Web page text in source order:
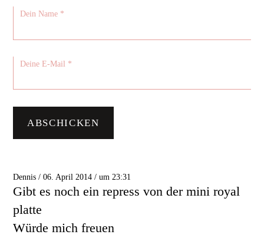
Dennis / 06. April 2014 / um 23:31
Gibt es noch ein repress von der mini royal
platte
Würde mich freuen